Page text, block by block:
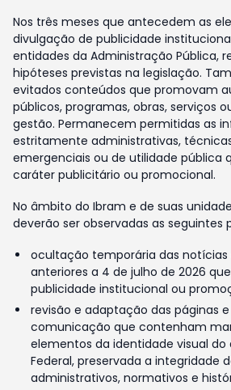
Nos três meses que antecedem as
divulgação de publicidade
entidades da Administração Pública,
hipóteses previstas na legislação.
evitados conteúdos que promovam
públicos, programas, obras, serviços
gestão. Permanecem permitidas as
estritamente administrativas,
emergenciais ou de utilidade pública
caráter publicitário ou promocional.
No âmbito do Ibram e de suas
deverão ser observadas as seguintes
ocultação temporária das notícias
anteriores a 4 de julho de 2026
publicidade institucional ou
revisão e adaptação das páginas
comunicação que contenham
elementos da identidade visual do
Federal, preservada a integridade
administrativos, normativos e